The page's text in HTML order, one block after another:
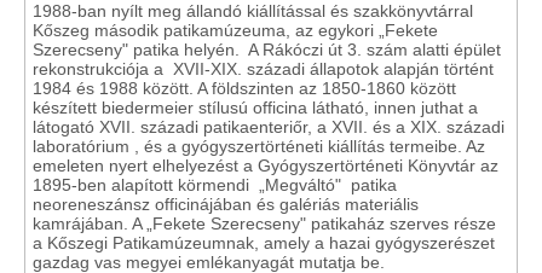
1988-ban nyílt meg állandó kiállítással és szakkönyvtárral
Kőszeg második patikamúzeuma, az egykori „Fekete
Szerecseny" patika helyén. A Rákóczi út 3. szám alatti épület
rekonstrukciója a XVII-XIX. századi állapotok alapján történt
1984 és 1988 között. A földszinten az 1850-1860 között
készített biedermeier stílusú officina látható, innen juthat a
látogató XVII. századi patikaenteriőr, a XVII. és a XIX. századi
laboratórium , és a gyógyszertörténeti kiállítás termeibe. Az
emeleten nyert elhelyezést a Gyógyszertörténeti Könyvtár az
1895-ben alapított körmendi „Megváltó" patika
neoreneszánsz officinájában és galériás materiális
kamrájában. A „Fekete Szerecseny" patikaház szerves része
a Kőszegi Patikamúzeumnak, amely a hazai gyógyszerészet
gazdag vas megyei emlékanyagát mutatja be.